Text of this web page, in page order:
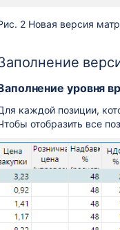
2 Новая версия
уровня
каждой позиции,
отобразить все